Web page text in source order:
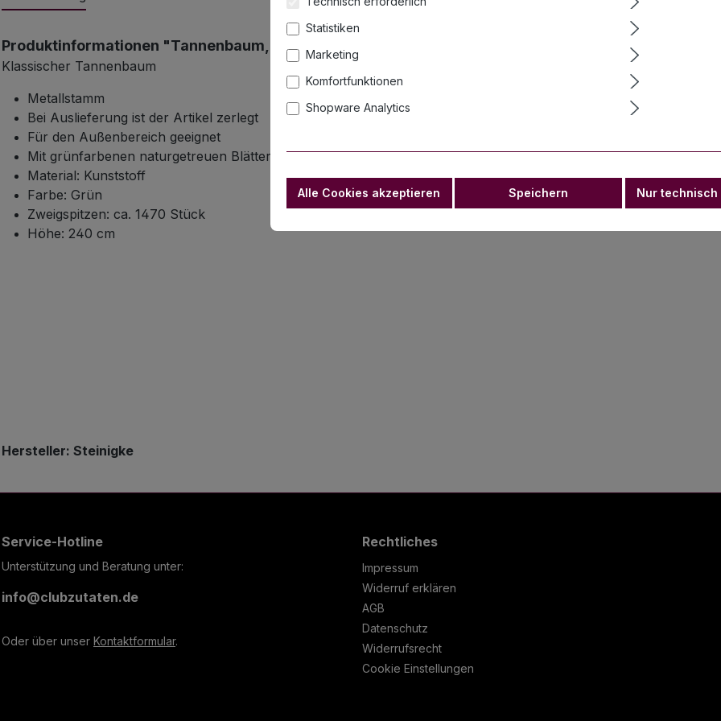
Produktinformationen "Tannenbaum, 240cm"
Klassischer Tannenbaum
Metallstamm
Bei Auslieferung ist der Artikel zerlegt
Für den Außenbereich geeignet
Mit grünfarbenen naturgetreuen Blättern
Material: Kunststoff
Farbe: Grün
Zweigspitzen: ca. 1470 Stück
Höhe: 240 cm
Hersteller: Steinigke
Service-Hotline
Unterstützung und Beratung unter:
info@clubzutaten.de
Oder über unser Kontaktformular.
Rechtliches
Impressum
Widerruf erklären
AGB
Datenschutz
Widerrufsrecht
Cookie Einstellungen
Statistiken
Marketing
Komfortfunktionen
Shopware Analytics
Alle Cookies akzeptieren Speichern Nur technisch